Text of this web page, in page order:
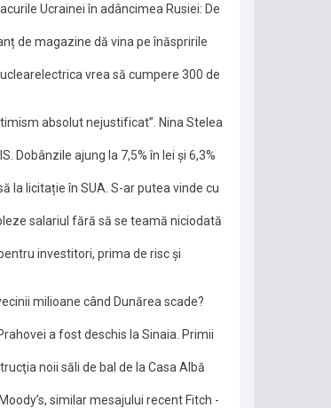
Ucrainei în adâncimea Rusiei: De
de magazine dă vina pe înăspririle
regiune însă, afacerile înfloresc
vrea să cumpere 300 de
absolut nejustificat”. Nina Stelea
Dobânzile ajung la 7,5% în lei și 6,3%
la licitație în SUA. S-ar putea vinde cu
salariul fără să se teamă niciodată
îl face el îl poate învăţa şi face
investitori, prima de risc şi
cu rating mai slab VIDEO
milioane când Dunărea scade?
a fost deschis la Sinaia. Primii
noii săli de bal de la Casa Albă
similar mesajului recent Fitch -